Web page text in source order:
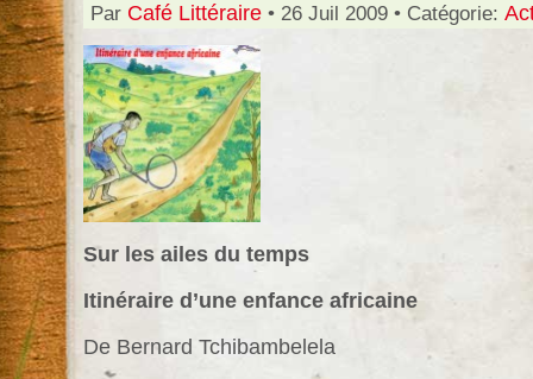
Par Café Littéraire • 26 Juil 2009 • Catégorie:
Sur les ailes du temps
Itinéraire d’une enfance africaine
De Bernard Tchibambelela